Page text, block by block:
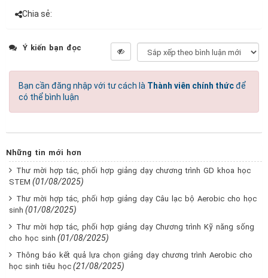
Chia sẻ:
Ý kiến bạn đọc
Bạn cần đăng nhập với tư cách là Thành viên chính thứcđể
có thể bình luận
Những tin mới hơn
Thư mời hợp tác, phối hợp giảng dạy chương trình GD khoa học
STEM (01/08/2025)
Thư mời hợp tác, phối hợp giảng dạy Câu lạc bộ Aerobic cho học
sinh (01/08/2025)
Thư mời hợp tác, phối hợp giảng dạy Chương trình Kỹ năng sống
cho học sinh (01/08/2025)
Thông báo kết quả lựa chọn giảng dạy chương trình Aerobic cho
học sinh tiêu học (21/08/2025)